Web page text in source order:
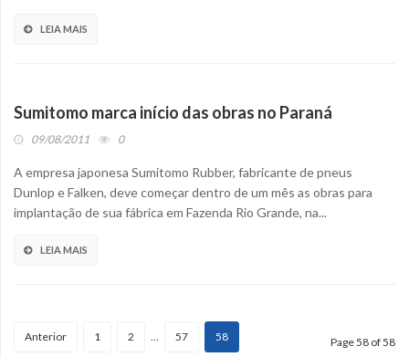
LEIA MAIS
Sumitomo marca início das obras no Paraná
09/08/2011 0
A empresa japonesa Sumitomo Rubber, fabricante de pneus
Dunlop e Falken, deve começar dentro de um mês as obras para
implantação de sua fábrica em Fazenda Rio Grande, na...
LEIA MAIS
Anterior 1 2 57 58 Page 58 of 58